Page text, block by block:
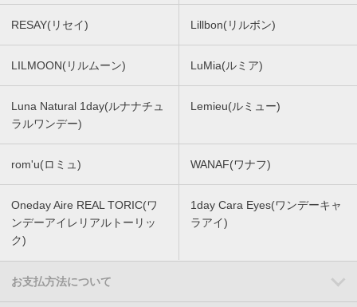
RESAY(リセイ) Lillbon(リルボン)
LILMOON(リルムーン) LuMia(ルミア)
Luna Natural 1day(ルナナチュ
ラルワンデー)
Lemieu(ルミュー)
rom'u(ロミュ) WANAF(ワナフ)
Oneday Aire REAL TORIC(ワ
ンデーアイレリアルトーリッ
ク)
1day Cara Eyes(ワンデーキャ
ラアイ)
お支払方法について